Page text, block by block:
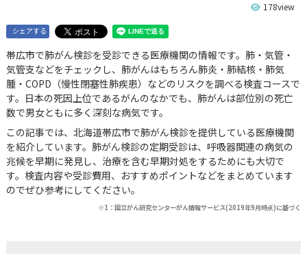
178view
シェアする
帯広市で肺がん検診を受診できる医療機関の情報です。肺・気管・
気管支などをチェックし、肺がんはもちろん肺炎・肺結核・肺気
腫・COPD（慢性閉塞性肺疾患）などのリスクを調べる検査コースで
す。日本の死因上位であるがんのなかでも、肺がんは部位別の死亡
数で男女ともに多く深刻な病気です。
この記事では、北海道帯広市で肺がん検診を提供している医療機関
を紹介しています。肺がん検診の定期受診は、呼吸器関連の病気の
兆候を早期に発見し、治療を含む早期対処をするためにも大切で
す。検査内容や受診費用、おすすめポイントなどをまとめています
のでぜひ参考にしてください。
※1：国立がん研究センターがん情報サービス(2019年9月時点)に基づく